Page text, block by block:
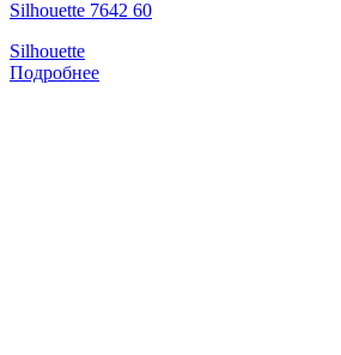
Silhouette 7642 60
Silhouette
Подробнее